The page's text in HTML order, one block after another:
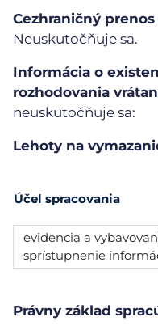
Cezhraničný
Neuskutočňuje sa.
Informácia o
rozhodovania
neuskutočňuje sa:
Lehoty na
Účel spracovania
evidencia a
sprístupnenie
Právny základ